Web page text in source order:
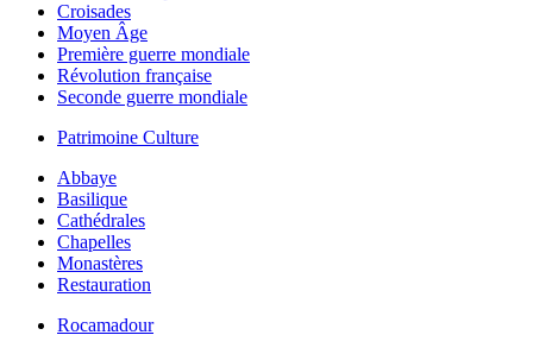
Croisades
Moyen Âge
Première guerre mondiale
Révolution française
Seconde guerre mondiale
Patrimoine Culture
Abbaye
Basilique
Cathédrales
Chapelles
Monastères
Restauration
Rocamadour